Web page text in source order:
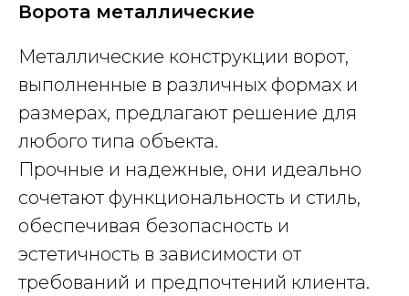
Ворота металлические
Металлические конструкции ворот,
выполненные в различных формах и
размерах, предлагают решение для
любого типа объекта.
Прочные и надежные, они идеально
сочетают функциональность и стиль,
обеспечивая безопасность и
эстетичность в зависимости от
требований и предпочтений клиента.